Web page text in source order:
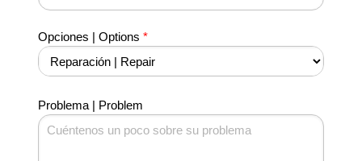
Opciones | Options *
Problema | Problem